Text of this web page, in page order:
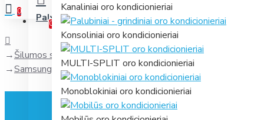
PalygintiPrekių palyginimas
0
Kanaliniai oro kondicionieriai
Konsoliniai oro kondicionieriai
MULTI-SPLIT oro kondicionieriai
Monoblokiniai oro kondicionieriai
0
Šilumos siurbliai
Samsung konsolinis oro kondicionierius, 2.6/3.5 kW